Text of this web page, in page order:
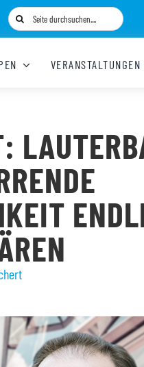
Suche
nach:
VERANSTALTUNGEN